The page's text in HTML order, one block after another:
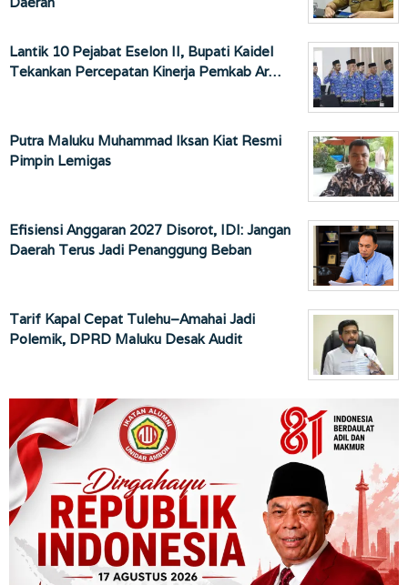
Lantik 10 Pejabat Eselon II, Bupati Kaidel
Tekankan Percepatan Kinerja Pemkab Ar…
Putra Maluku Muhammad Iksan Kiat Resmi
Pimpin Lemigas
Efisiensi Anggaran 2027 Disorot, IDI: Jangan
Daerah Terus Jadi Penanggung Beban
Tarif Kapal Cepat Tulehu–Amahai Jadi
Polemik, DPRD Maluku Desak Audit